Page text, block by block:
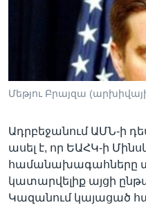
Լեզուներ
Մեթյու Բրայզա
Ադրբեջանում ԱՄՆ-ի
ասել է, որ ԵԱՀԿ-ի
համանախագահները
կատարվելիք այցի
Կազանում կայացած